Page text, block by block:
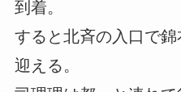
到着。
すると北斉の入口で
迎える。